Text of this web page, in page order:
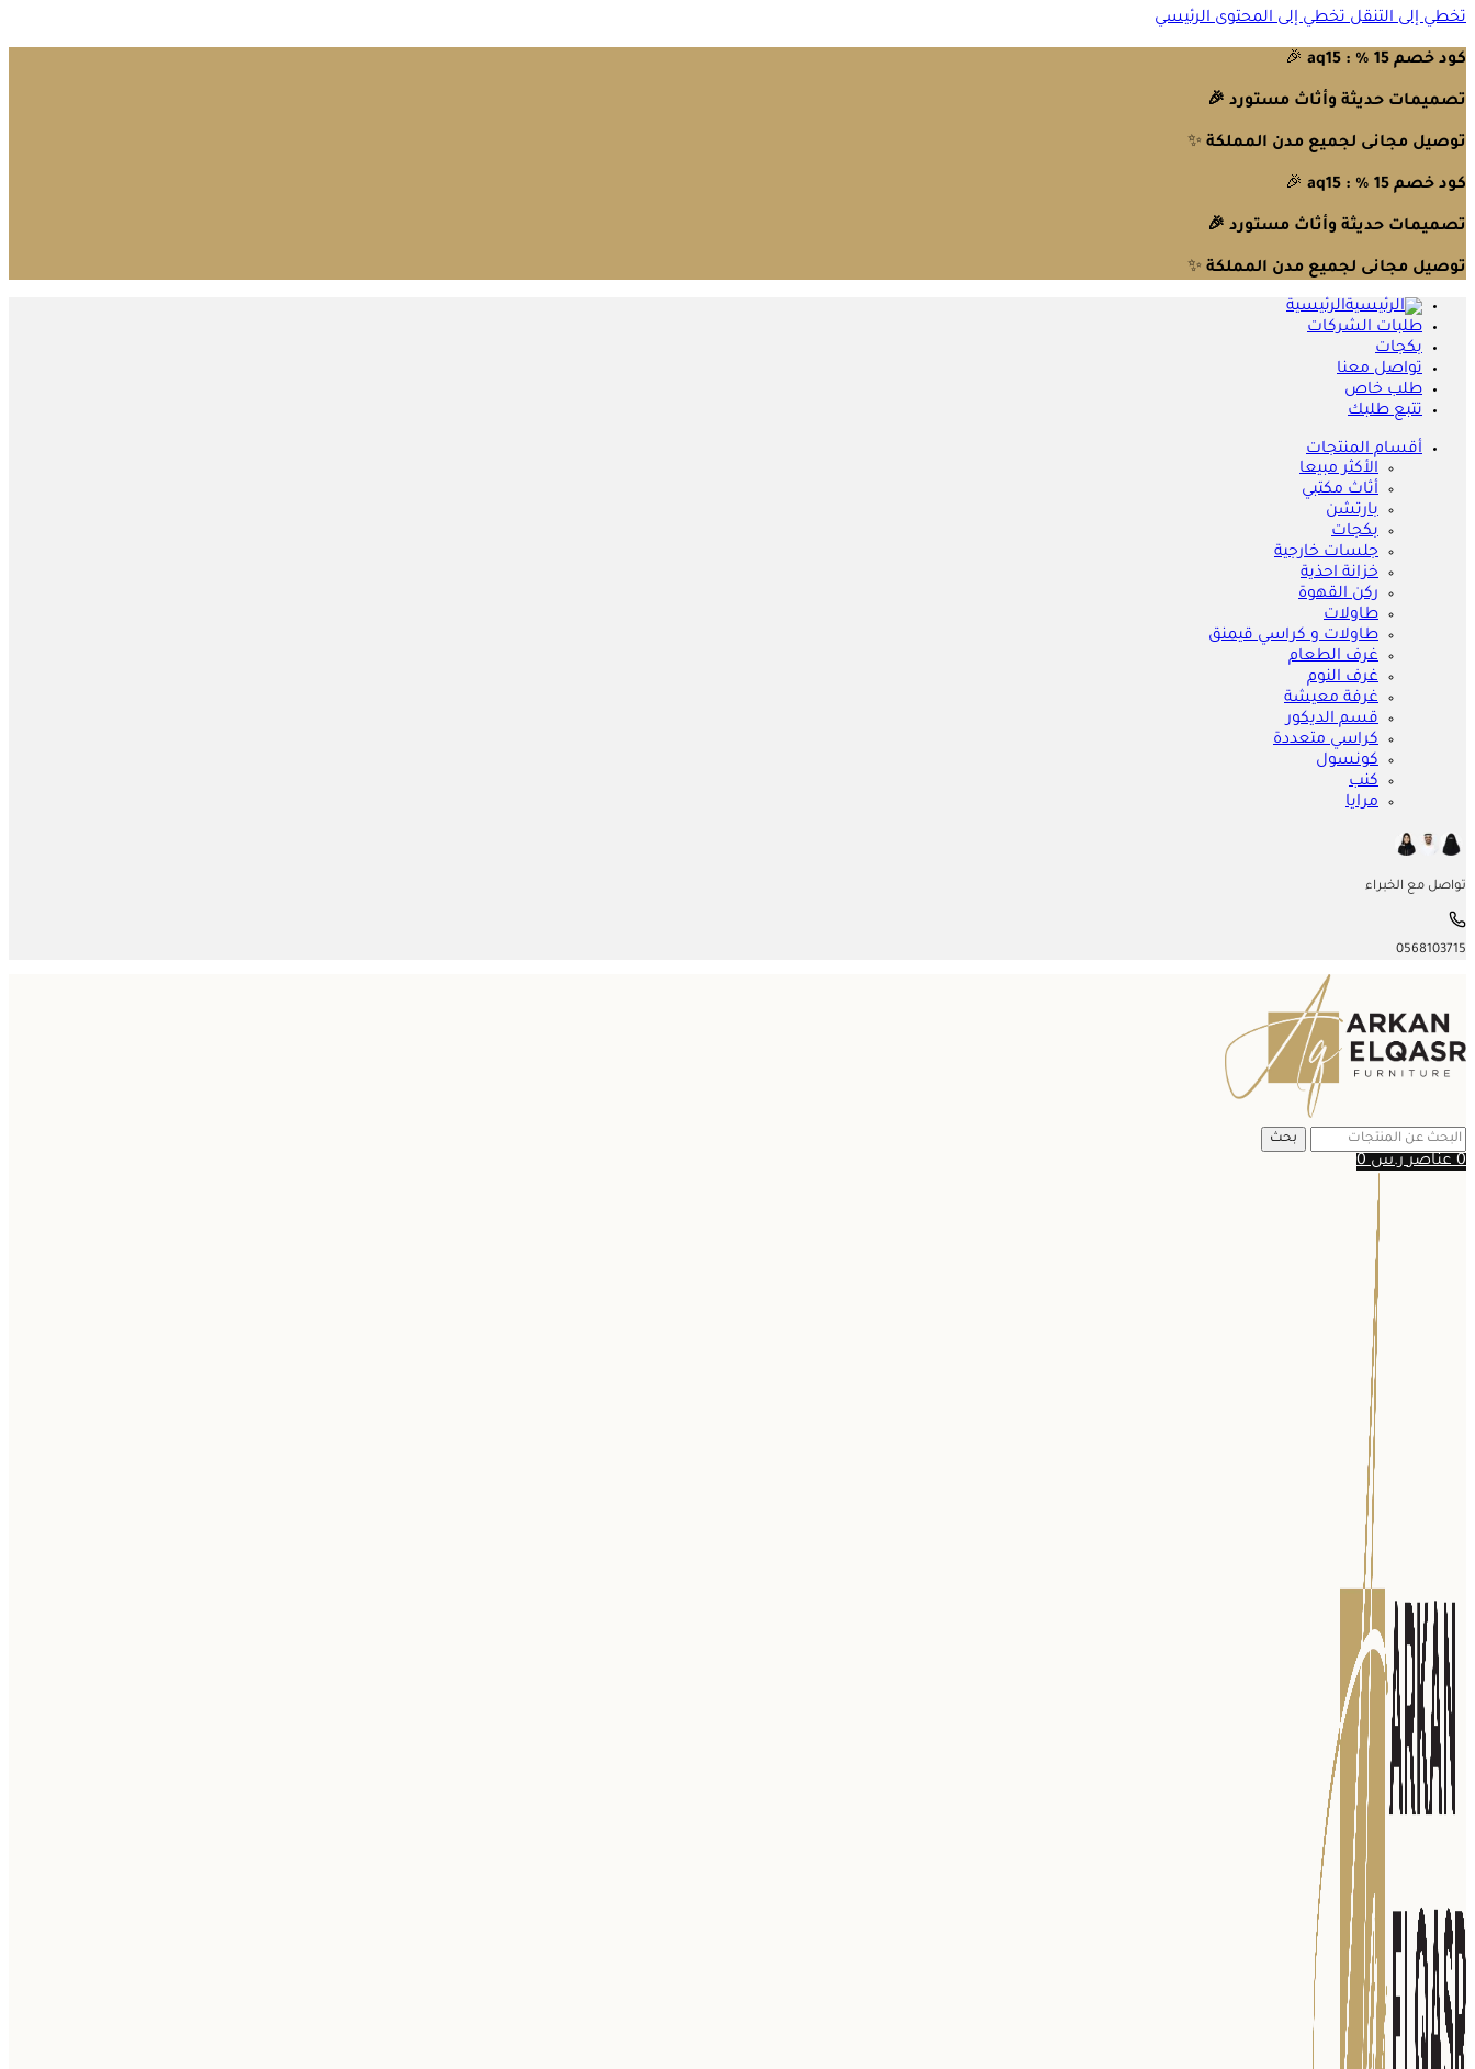
تخطي إلى التنقلتخطي إلى المحتوى الرئيسي
كود خصم 15 % : aq15 🎉
تصميمات حديثة وأثاث مستورد 🎉
توصيل مجانى لجميع مدن المملكة ✨
كود خصم 15 % : aq15 🎉
تصميمات حديثة وأثاث مستورد 🎉
توصيل مجانى لجميع مدن المملكة ✨
الرئيسية
طلبات الشركات
بكجات
تواصل معنا
طلب خاص
تتبع طلبك
أقسام المنتجات
الأكثر مبيعا
أثاث مكتبي
بارتشن
بكجات
جلسات خارجية
خزانة احذية
ركن القهوة
طاولات
طاولات و كراسي قيمنق
غرف الطعام
غرف النوم
غرفة معيشة
قسم الديكور
كراسي متعددة
كونسول
كنب
مرايا
تواصل مع الخبراء
0568103715
بحث
0 عناصر ر.س0